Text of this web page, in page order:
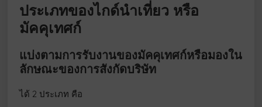
ประเภทของไกด์นำเที่ยว หรือ
มัคคุเทศก์
แบ่งตามการรับงานของมัคคุเทศก์หรือมองใน
ลักษณะของการสังกัดบริษัท
ได้ 2 ประเภท คือ